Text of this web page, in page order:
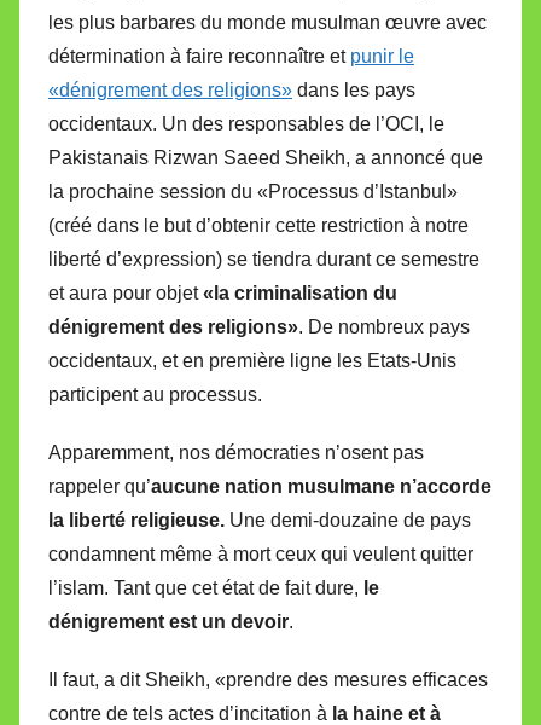
les plus barbares du monde musulman œuvre avec
détermination à faire reconnaître et punir le
«dénigrement des religions» dans les pays
occidentaux. Un des responsables de l’OCI, le
Pakistanais Rizwan Saeed Sheikh, a annoncé que
la prochaine session du «Processus d’Istanbul»
(créé dans le but d’obtenir cette restriction à notre
liberté d’expression) se tiendra durant ce semestre
et aura pour objet«la criminalisation du
dénigrement des religions». De nombreux pays
occidentaux, et en première ligne les Etats-Unis
participent au processus.
Apparemment, nos démocraties n’osent pas
rappeler qu’aucune nation musulmane n’accorde
la liberté religieuse. Une demi-douzaine de pays
condamnent même à mort ceux qui veulent quitter
l’islam. Tant que cet état de fait dure, le
dénigrement est un devoir.
Il faut, a dit Sheikh, «prendre des mesures efficaces
contre de tels actes d’incitation à la haine et à